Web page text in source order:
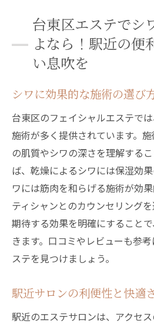
台東区エステでシ
よなら！駅近の便
い息吹を
シワに効果的な施術の選び
台東区のフェイシャルエステで
施術が多く提供されています。
の肌質やシワの深さを理解する
ば、乾燥によるシワには保湿効
ワには筋肉を和らげる施術が効
ティシャンとのカウンセリング
期待する効果を明確にすること
きます。口コミやレビューも参
ステを見つけましょう。
駅近サロンの利便性と快適
駅近のエステサロンは、アクセ